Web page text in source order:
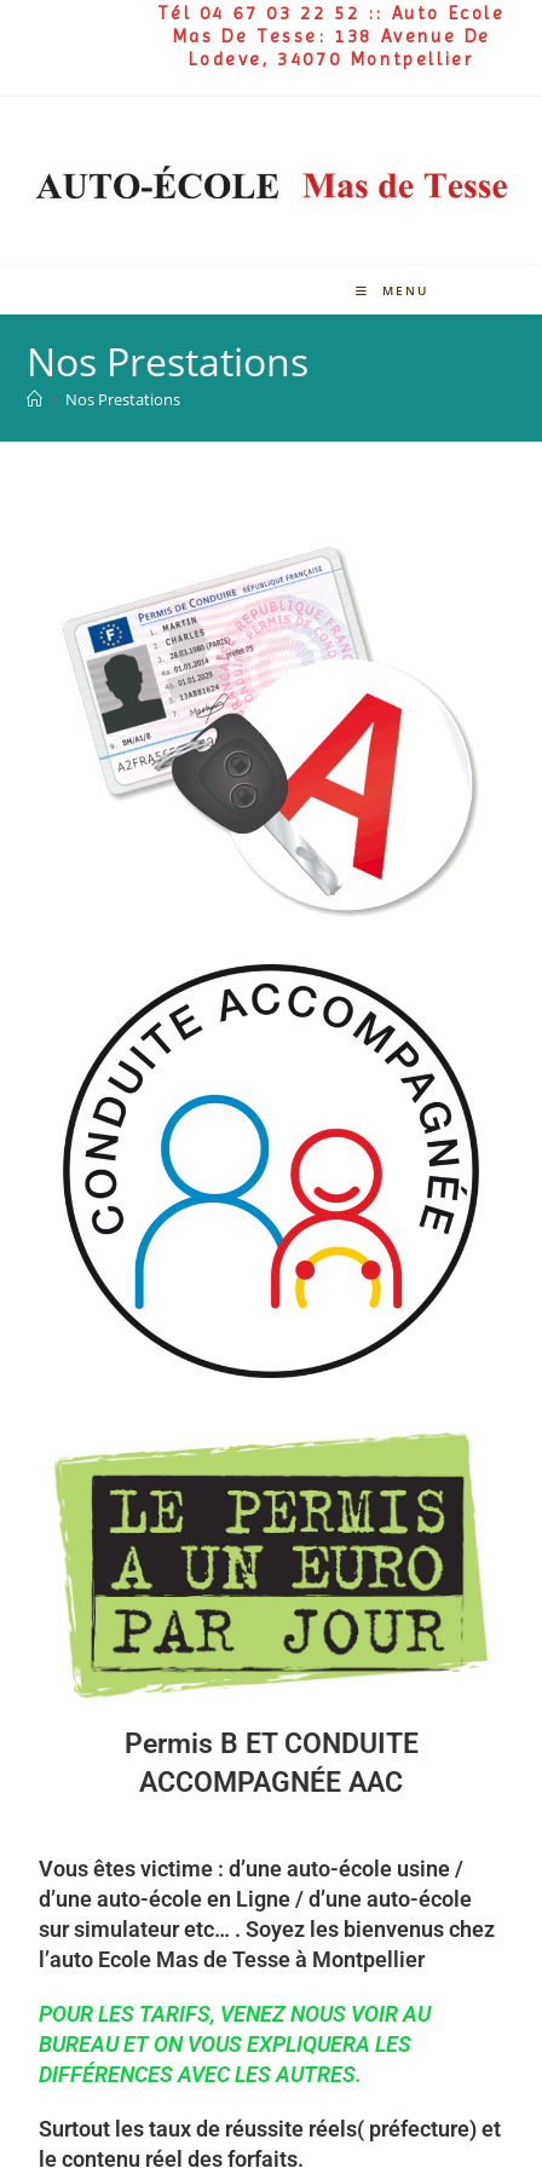
Tél 04 67 03 22 52 :: Auto Ecole
Mas De Tesse: 138 Avenue De
Lodeve, 34070 Montpellier
MENU
Nos Prestations
> Nos Prestations
Permis B ET CONDUITE
ACCOMPAGNÉE AAC
Vous êtes victime : d’une auto-école usine /
d’une auto-école en Ligne / d’une auto-école
sur simulateur etc… . Soyez les bienvenus chez
l’auto Ecole Mas de Tesse à Montpellier
POUR LES TARIFS, VENEZ NOUS VOIR AU
BUREAU ET ON VOUS EXPLIQUERA LES
DIFFÉRENCES AVEC LES AUTRES.
Surtout les taux de réussite réels( préfecture) et
le contenu réel des forfaits.